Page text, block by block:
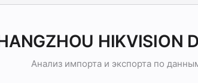
HIKVISION
Анализ импорта и экспорта по